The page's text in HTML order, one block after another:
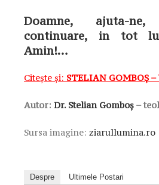
Doamne, ajuta-
continuare, in tot
Amin!…
Citește și: STELIAN GOMBOȘ
Autor: Dr. Stelian Gomboș –
Sursa imagine: ziarullumina.ro
Despre Ultimele Postari